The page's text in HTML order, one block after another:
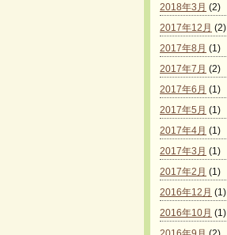
2018年3月 (2)
2017年12月 (2)
2017年8月 (1)
2017年7月 (2)
2017年6月 (1)
2017年5月 (1)
2017年4月 (1)
2017年3月 (1)
2017年2月 (1)
2016年12月 (1)
2016年10月 (1)